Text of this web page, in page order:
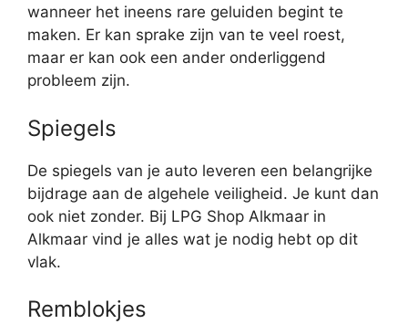
wanneer het ineens rare geluiden begint te
maken. Er kan sprake zijn van te veel roest,
maar er kan ook een ander onderliggend
probleem zijn.
Spiegels
De spiegels van je auto leveren een belangrijke
bijdrage aan de algehele veiligheid. Je kunt dan
ook niet zonder. Bij LPG Shop Alkmaar in
Alkmaar vind je alles wat je nodig hebt op dit
vlak.
Remblokjes